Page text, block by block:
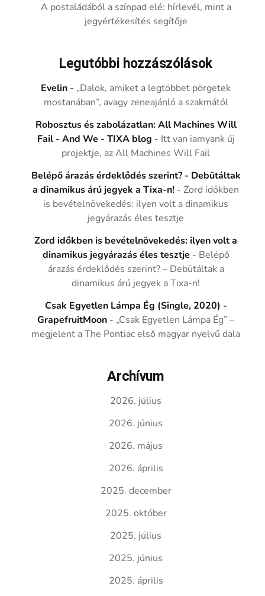
A postaládából a színpad elé: hírlevél, mint a
jegyértékesítés segítője
Legutóbbi hozzászólások
Evelin - „Dalok, amiket a legtöbbet pörgetek
mostanában”, avagy zeneajánló a szakmától
Robosztus és zabolázatlan: All Machines Will
Fail - And We - TIXA blog - Itt van iamyank új
projektje, az All Machines Will Fail
Belépő árazás érdeklődés szerint? - Debütáltak
a dinamikus árú jegyek a Tixa-n! -Zord időkben
is bevételnövekedés: ilyen volt a dinamikus
jegyárazás éles tesztje
Zord időkben is bevételnövekedés: ilyen volt a
dinamikus jegyárazás éles tesztje - Belépő
árazás érdeklődés szerint? – Debütáltak a
dinamikus árú jegyek a Tixa-n!
Csak Egyetlen Lámpa Ég (Single, 2020) -
GrapefruitMoon - „Csak Egyetlen Lámpa Ég” –
megjelent a The Pontiac első magyar nyelvű dala
Archívum
2026. július
2026. június
2026. május
2026. április
2025. december
2025. október
2025. július
2025. június
2025. április